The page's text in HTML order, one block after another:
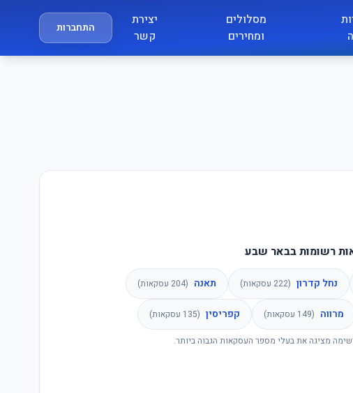
מסלולים
ומחירים
יצירת
קשר
התחברות
רשומות בבאר שבע
נחל קדרון (
222 עסקאות) תאנה (
204 עסקאות)
מרווה (
149 עסקאות) קפריסין (
135 עסקאות)
מציגה את בעלי מספר העסקאות הגבוה ביותר.